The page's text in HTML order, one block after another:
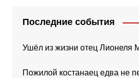
Последние события
Ушёл из жизни отец Лионеля
Пожилой костанаец едва не